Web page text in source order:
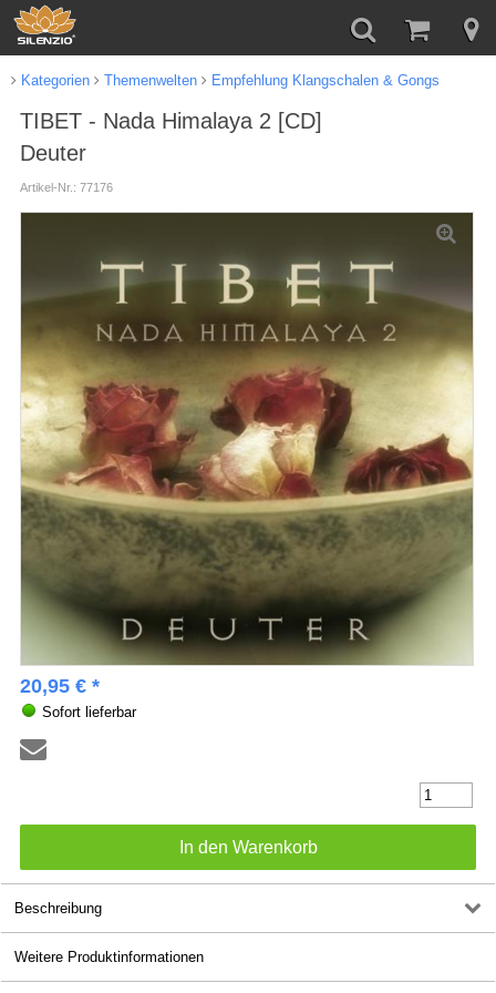
Kategorien Themenwelten Empfehlung Klangschalen & Gongs
TIBET - Nada Himalaya 2 [CD]
Deuter
Artikel-Nr.: 77176
20,95 € *
Sofort lieferbar
Beschreibung
Weitere Produktinformationen